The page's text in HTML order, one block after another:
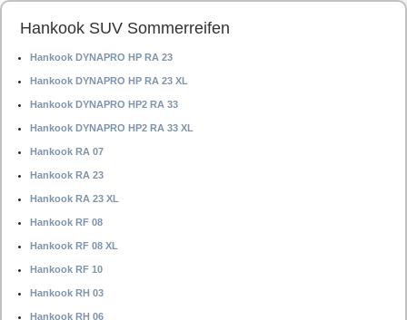
Hankook SUV Sommerreifen
Hankook DYNAPRO HP RA 23
Hankook DYNAPRO HP RA 23 XL
Hankook DYNAPRO HP2 RA 33
Hankook DYNAPRO HP2 RA 33 XL
Hankook RA 07
Hankook RA 23
Hankook RA 23 XL
Hankook RF 08
Hankook RF 08 XL
Hankook RF 10
Hankook RH 03
Hankook RH 06